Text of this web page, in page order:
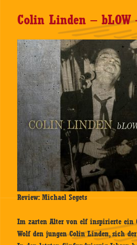
Colin Linden – bLOW
Review: Michael Segets
Im zarten Alter von elf inspirierte ein
Wolf den jungen Colin Linden, sich